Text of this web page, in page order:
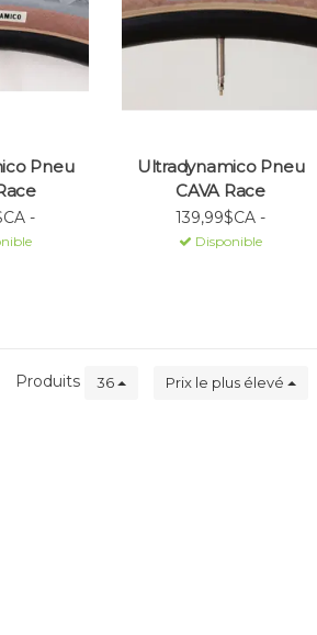
Pneu
-
Ultradynamico Pneu
CAVA Race
139,99$CA -
Disponible
Produits 36 Prix le plus élevé